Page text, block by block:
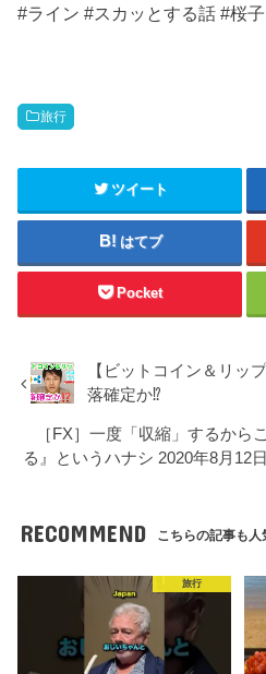
#ライン #スカッとする話 #桜
旅行
ツイート
はてブ
Pocket
【ビットコイン＆リ
落確定か⁉️
［FX］一度「収縮」するから
る』というハナシ 2020年8月12
RECOMMEND こちらの記事も人
旅行